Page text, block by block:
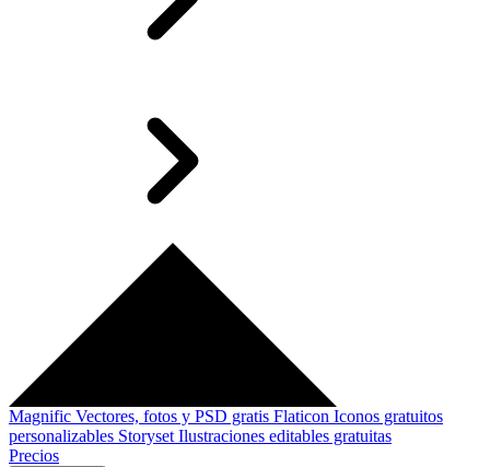
Magnific Vectores, fotos y PSD gratis Flaticon Iconos gratuitos
personalizables Storyset Ilustraciones editables gratuitas
Precios